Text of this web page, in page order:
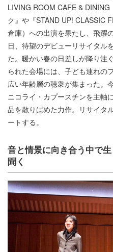
LIVING ROOM CAFE &
ク』や『STAND UP! CLASSIC
倉庫）への出演を果たし、飛躍
日、待望のデビューリサイタル
た。暖かい春の日差しが降り注
られた会場には、子ども連れの
広い年齢層の聴衆が集まった。
ニコライ・カプースチンを主軸
品を散りばめた力作。リサイタ
ートする。
音と情景に向き合う中で
聞く